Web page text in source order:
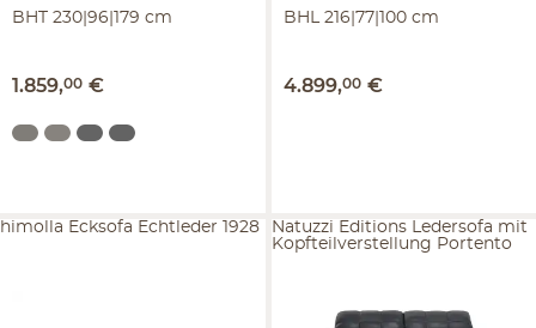
BHT 230|96|179 cm
1.859,00 €
BHL 216|77|100 cm
4.899,00 €
himolla Ecksofa Echtleder 1928
Natuzzi Editions Ledersofa mit
Kopfteilverstellung Portento